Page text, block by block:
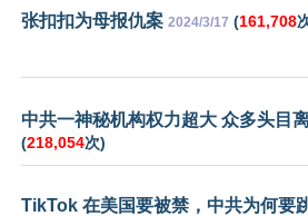
张扣扣为母报仇案 2024/3/17 (161,708
中共一神秘机构权力超大 众多头目
(218,054次)
TikTok 在美国要被禁，中共为何要